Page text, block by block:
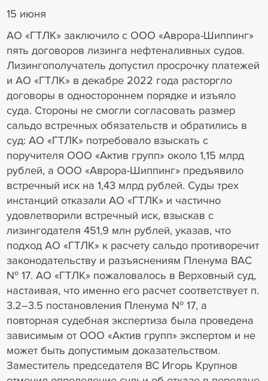
15 июня
АО «ГТЛК» заключило с ООО «Аврора-Шиппинг»
пять договоров лизинга нефтеналивных судов.
Лизингополучатель допустил просрочку платежей
и АО «ГТЛК» в декабре 2022 года расторгло
договоры в одностороннем порядке и изъяло
суда. Стороны не смогли согласовать размер
сальдо встречных обязательств и обратились в
суд: АО «ГТЛК» потребовало взыскать с
поручителя ООО «Актив групп» около 1,15 млрд
рублей, а ООО «Аврора-Шиппинг» предъявило
встречный иск на 1,43 млрд рублей. Суды трех
инстанций отказали АО «ГТЛК» и частично
удовлетворили встречный иск, взыскав с
лизингодателя 451,9 млн рублей, указав, что
подход АО «ГТЛК» к расчету сальдо противоречит
законодательству и разъяснениям Пленума ВАС
№ 17. АО «ГТЛК» пожаловалось в Верховный суд,
настаивая, что именно его расчет соответствует п.
3.2–3.5 постановления Пленума № 17, а
повторная судебная экспертиза была проведена
зависимым от ООО «Актив групп» экспертом и не
может быть допустимым доказательством.
Заместитель председателя ВС Игорь Крупнов